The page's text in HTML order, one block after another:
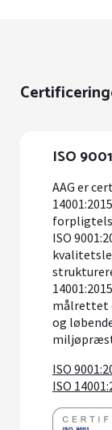
ISO
AAG er
ISO
målrettet
og
ISO
ISO